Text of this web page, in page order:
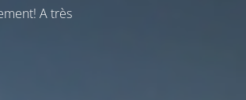
A très